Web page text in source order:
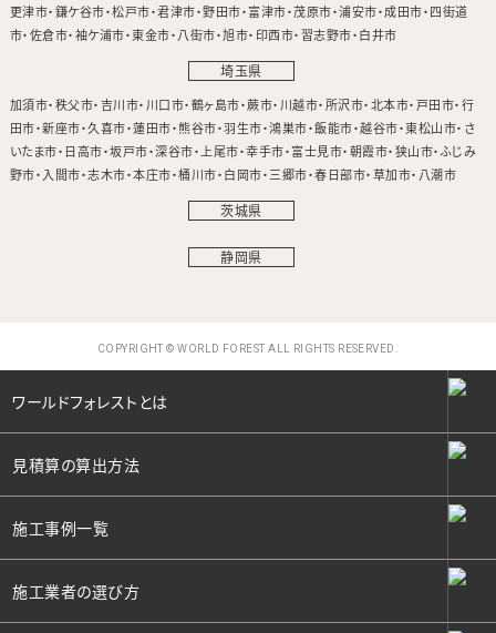
更津市 鎌ケ谷市 松戸市 君津市 野田市 富津市 茂原市 浦安市 成田市 四街道
市 佐倉市 袖ケ浦市 東金市 八街市 旭市 印西市 習志野市 白井市
埼玉県
加須市 秩父市 吉川市 川口市 鶴ヶ島市 蕨市 川越市 所沢市 北本市 戸田市 行
田市 新座市 久喜市 蓮田市 熊谷市 羽生市 鴻巣市 飯能市 越谷市 東松山市 さ
いたま市 日高市 坂戸市 深谷市 上尾市 幸手市 富士見市 朝霞市 狭山市 ふじみ
野市 入間市 志木市 本庄市 桶川市 白岡市 三郷市 春日部市 草加市 八潮市
茨城県
静岡県
COPYRIGHT © WORLD FOREST ALL RIGHTS RESERVED.
ワールドフォレストとは
見積算の算出方法
施工事例一覧
施工業者の選び方